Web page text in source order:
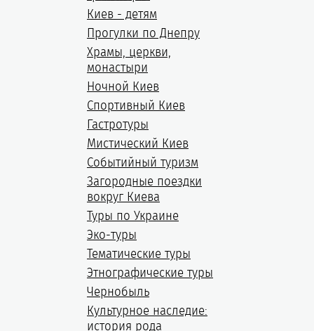
Киев - детям
Прогулки по Днепру
Храмы, церкви,
монастыри
Ночной Киев
Спортивный Киев
Гастротуры
Мистический Киев
Событийный туризм
Загородные поездки
вокруг Киева
Туры по Украине
Эко-туры
Тематические туры
Этнографические туры
Чернобыль
Культурное наследие:
история рода